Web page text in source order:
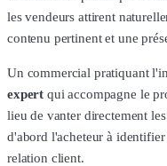
les vendeurs attirent
contenu pertinent et une
Un commercial pratiquant
expert qui accompagne le
lieu de vanter directement
d'abord l'acheteur à
relation client.